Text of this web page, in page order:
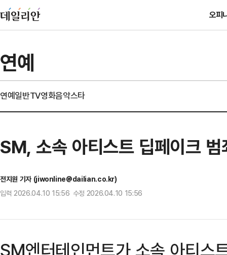
오피
연예
연예일반TV영화음악스타
SM, 소속 아티스트 딥페이크
전지원 기자 (jiwonline@dailian.co.kr)
입력 2026.04.10 15:56 수정 2026.04.10 15:56
SM엔터테인먼트가 소속 아티스